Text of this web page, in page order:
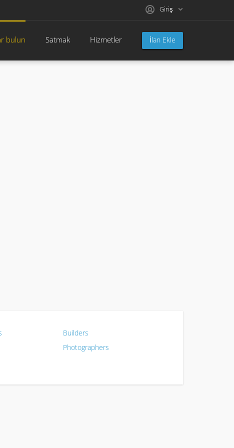
Giriş
İlan Ekle
bulun Satmak Hizmetler
Builders
Photographers